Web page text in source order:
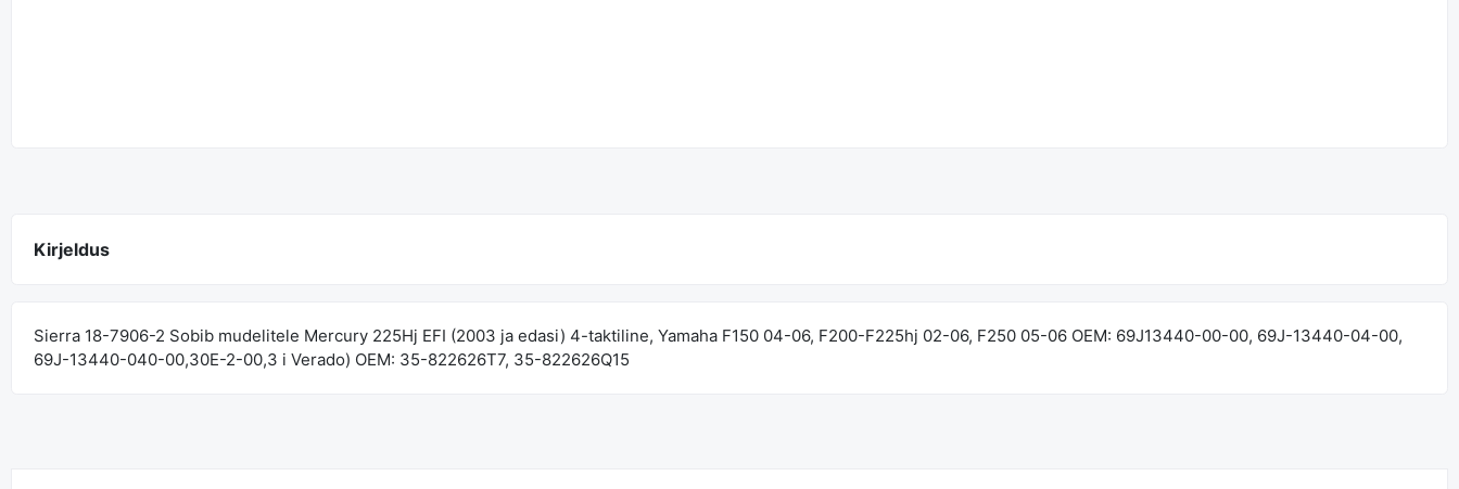
Kirjeldus
Sierra 18-7906-2 Sobib mudelitele Mercury 225Hj EFI (2003 ja edasi) 4-taktiline, Yamaha F150 04-06, F200-F225hj 02-06, F250 05-06 OEM: 69J13440-00-00, 69J-13440-04-00,
69J-13440-040-00,30E-2-00,3 i Verado) OEM: 35-822626T7, 35-822626Q15